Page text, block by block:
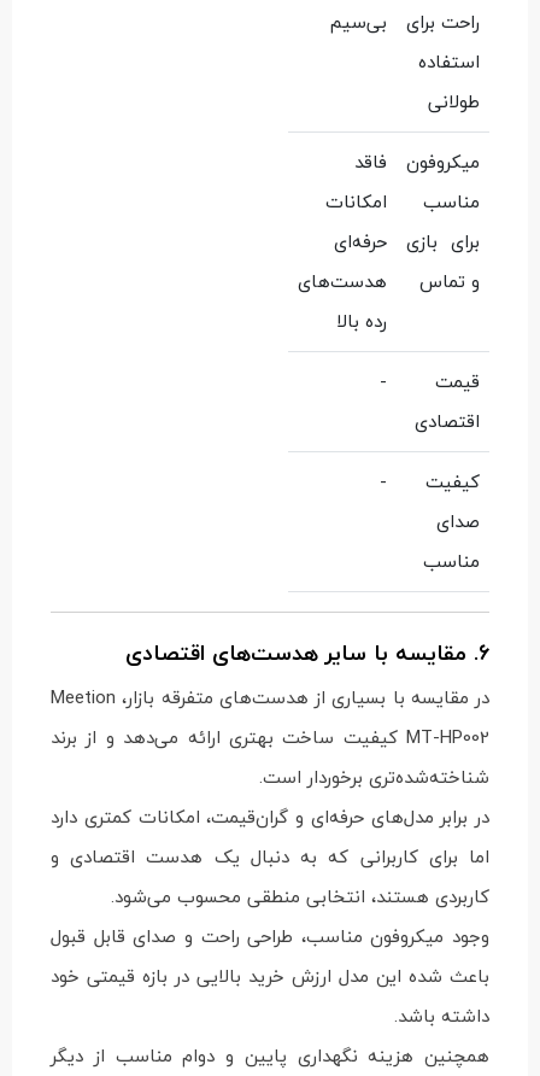
راحت برای
استفاده
طولانی
بی‌سیم
میکروفون
مناسب
برای بازی
و تماس
فاقد
امکانات
حرفه‌ای
هدست‌های
رده بالا
قیمت
اقتصادی
-
کیفیت
صدای
مناسب
-
6. مقایسه با سایر هدست‌های اقتصادی
در مقایسه با بسیاری از هدست‌های متفرقه بازار، Meetion
MT-HP002 کیفیت ساخت بهتری ارائه می‌دهد و از برند
شناخته‌شده‌تری برخوردار است.
در برابر مدل‌های حرفه‌ای و گران‌قیمت، امکانات کمتری دارد
اما برای کاربرانی که به دنبال یک هدست اقتصادی و
کاربردی هستند، انتخابی منطقی محسوب می‌شود.
وجود میکروفون مناسب، طراحی راحت و صدای قابل قبول
باعث شده این مدل ارزش خرید بالایی در بازه قیمتی خود
داشته باشد.
همچنین هزینه نگهداری پایین و دوام مناسب از دیگر